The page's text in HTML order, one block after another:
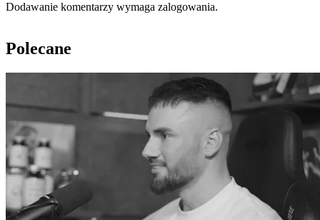
Dodawanie komentarzy wymaga zalogowania.
Polecane